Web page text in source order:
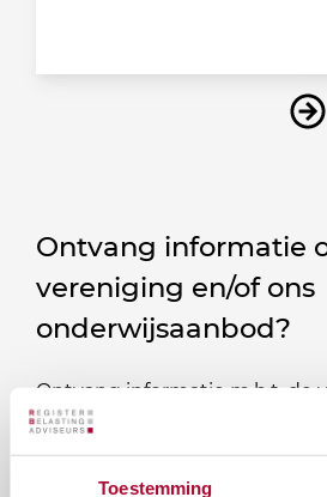
Toestemming
Ontvang informatie
vereniging en/of ons
onderwijsaanbod?
Ontvang informatie m.b.t. de
ons onderwijsaanbod? Schrijf
van het RB? Geef dan in je
aan welke nieuwsbrieven je